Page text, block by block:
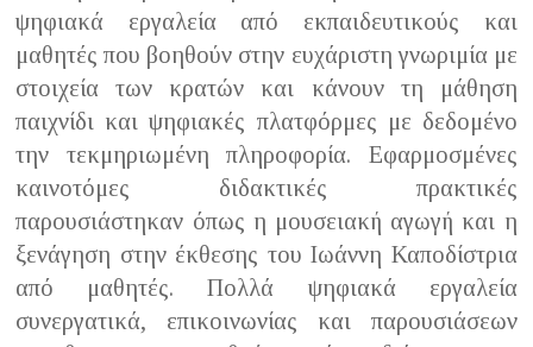
ψηφιακά εργαλεία από εκπαιδευτικούς και
μαθητές που βοηθούν στην ευχάριστη γνωριμία με
στοιχεία των κρατών και κάνουν τη μάθηση
παιχνίδι και ψηφιακές πλατφόρμες με δεδομένο
την τεκμηριωμένη πληροφορία. Εφαρμοσμένες
καινοτόμες διδακτικές πρακτικές
παρουσιάστηκαν όπως η μουσειακή αγωγή και η
ξενάγηση στην έκθεσης του Ιωάννη Καποδίστρια
από μαθητές. Πολλά ψηφιακά εργαλεία
συνεργατικά, επικοινωνίας και παρουσιάσεων